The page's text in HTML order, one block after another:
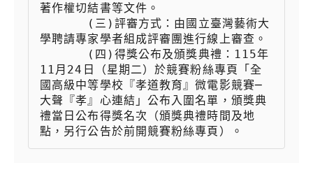
著作權切結書等文件。
學聘請專家學者組成評審團進行線上審查。
11月24日（星期二）於競賽粉絲專頁「全
國高級中等學校『孝道教育』微電影競賽─
大聲『孝』心連結」公布入圍名單，頒獎典
禮當日公布得獎名次（頒獎典禮時間及地
點，另行公告於前開競賽粉絲專頁）。